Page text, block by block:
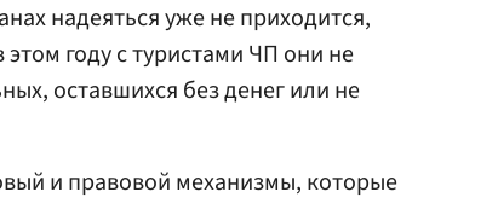
надеяться уже не приходится,
году с туристами ЧП они не
оставшихся без денег или не
и правовой механизмы, которые